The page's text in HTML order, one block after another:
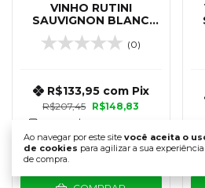
Ao navegar por este site você aceita o
de cookies para agilizar a sua experiência
de compra.
VINHO RUTINI
SAUVIGNON BLANC
750 ML
(0)
R$207,45 R$148,83
R$133,95 com Pix
R$74,42